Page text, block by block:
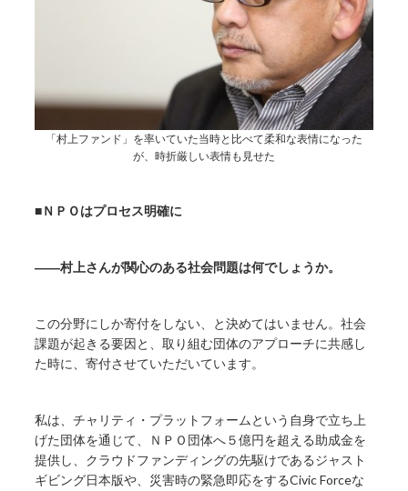
「村上ファンド」を率いていた当時と比べて柔和な表情になった
が、時折厳しい表情も見せた
■ＮＰＯはプロセス明確に
――村上さんが関心のある社会問題は何でしょうか。
この分野にしか寄付をしない、と決めてはいません。社会
課題が起きる要因と、取り組む団体のアプローチに共感し
た時に、寄付させていただいています。
私は、チャリティ・プラットフォームという自身で立ち上
げた団体を通じて、ＮＰＯ団体へ５億円を超える助成金を
提供し、クラウドファンディングの先駆けであるジャスト
ギビング日本版や、災害時の緊急即応をするCivic Forceな